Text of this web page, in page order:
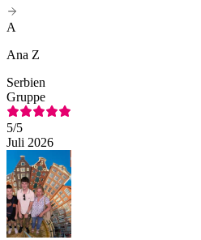
A
Ana Z
Serbien
Gruppe
5/5
Juli 2026